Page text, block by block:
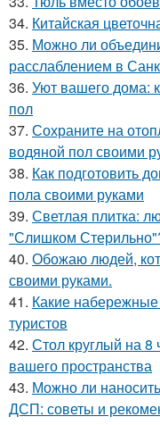
34. Китайская
35. Можно ли
расслаблением в
36. Уют вашего дома:
пол
37. Сохраните на
водяной пол своими
38. Как подготовить
пола своими руками
39. Светлая плитка:
"Слишком
40. Обожаю людей,
своими руками.
41. Какие
туристов
42. Стол круглый на 8
вашего пространства
43. Можно ли
ДСП: советы и